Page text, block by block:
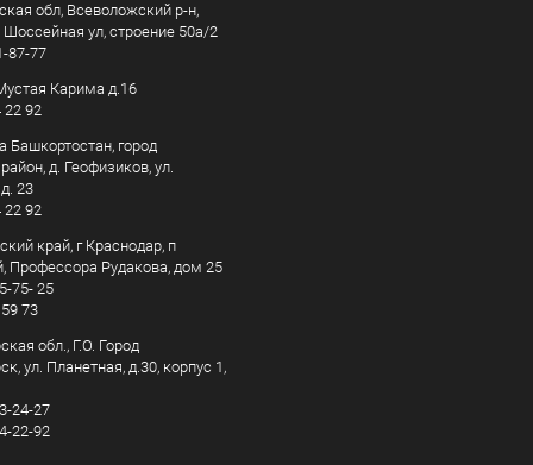
обл, Всеволожский р-н,
Шоссейная ул, строение 50а/2
87-77
Карима д.16
22 92
Башкортостан, город
д. Геофизиков, ул.
23
22 92
край, г Краснодар, п
Профессора Рудакова, дом 25
75- 25
73
обл., Г.О. Город
ул. Планетная, д.30, корпус 1,
24-27
22-92